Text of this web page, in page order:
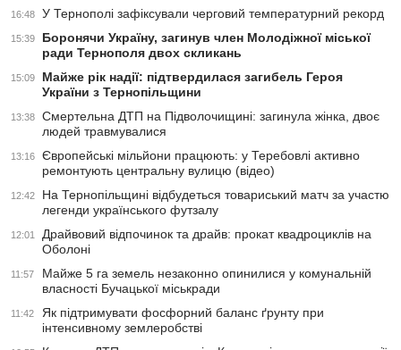
16:48 У Тернополі зафіксували черговий температурний рекорд
15:39
Боронячи Україну, загинув член Молодіжної міської
ради Тернополя двох скликань
15:09
Майже рік надії: підтвердилася загибель Героя
України з Тернопільщини
13:38
Смертельна ДТП на Підволочищині: загинула жінка, двоє
людей травмувалися
13:16
Європейські мільйони працюють: у Теребовлі активно
ремонтують центральну вулицю (відео)
12:42
На Тернопільщині відбудеться товариський матч за участю
легенди українського футзалу
12:01
Драйвовий відпочинок та драйв: прокат квадроциклів на
Оболоні
11:57
Майже 5 га земель незаконно опинилися у комунальній
власності Бучацької міськради
11:42
Як підтримувати фосфорний баланс ґрунту при
інтенсивному землеробстві